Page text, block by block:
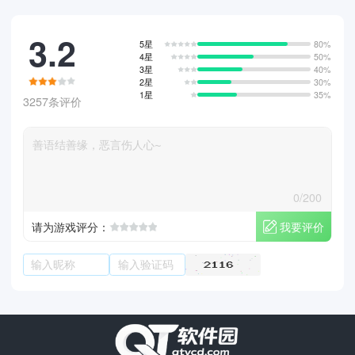
3.2
3257条评价
5星
80%
4星
50%
3星
40%
2星
30%
1星
35%
0/200
请为游戏评分：
我要评价